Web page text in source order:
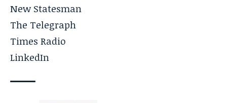
New Statesman
The Telegraph
Times Radio
LinkedIn